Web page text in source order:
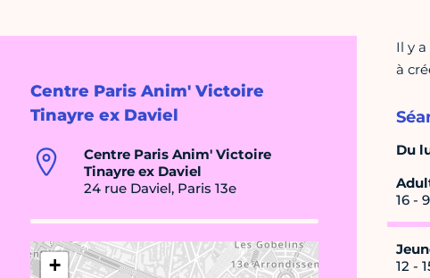
Centre Paris Anim' Victoire
Tinayre ex Daviel
Centre Paris Anim' Victoire
Tinayre ex Daviel
24 rue Daviel, Paris 13e
+
Il y
à
Du
16 -
12 -